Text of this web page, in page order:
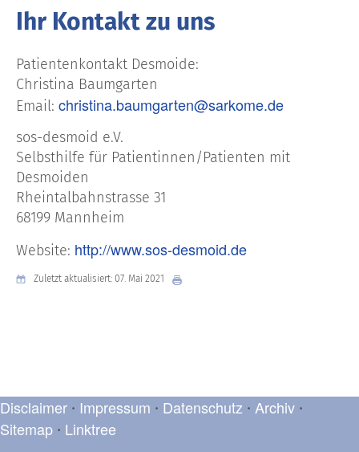
Ihr Kontakt zu uns
Patientenkontakt Desmoide:
Christina Baumgarten
Email: christina.baumgarten@sarkome.de
sos-desmoid e.V.
Selbsthilfe für Patientinnen/Patienten mit
Desmoiden
Rheintalbahnstrasse 31
68199 Mannheim
Website: http://www.sos-desmoid.de
Zuletzt aktualisiert: 07. Mai 2021
Disclaimer • Impressum • Datenschutz • Archiv •
Sitemap • Linktree